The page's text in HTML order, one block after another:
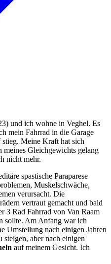
und ich wohne in Veghel. Es
mein Fahrrad in die Garage
stieg. Meine Kraft hat sich
meines Gleichgewichts gelang
nicht mehr.
spastische Paraparese
Muskelschwäche,
verursacht. Die
vertraut gemacht und bald
3 Rad Fahrrad von Van Raam
sollte. Am Anfang war ich
Umstellung nach einigen Jahren
aber nach einigen
auf meinem Gesicht. Ich